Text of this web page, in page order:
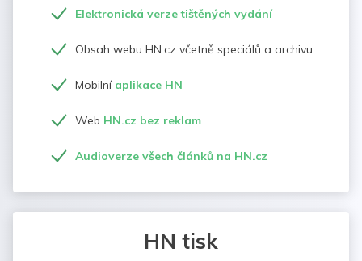
Elektronická verze tištěných vydání
Obsah webu HN.cz včetně speciálů a archivu
Mobilní aplikace HN
Web HN.cz bez reklam
Audioverze všech článků na HN.cz
HN tisk